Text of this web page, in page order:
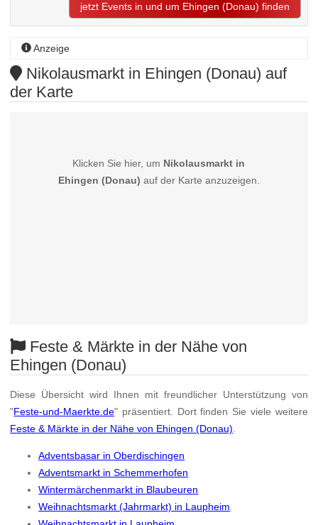
jetzt Events in und um Ehingen (Donau) finden
Anzeige
Nikolausmarkt in Ehingen (Donau) auf
der Karte
Klicken Sie hier, um Nikolausmarkt in
Ehingen (Donau) auf der Karte anzuzeigen.
Feste & Märkte in der Nähe von
Ehingen (Donau)
Diese Übersicht wird Ihnen mit freundlicher Unterstützung von
"Feste-und-Maerkte.de" präsentiert. Dort finden Sie viele weitere
Feste & Märkte in der Nähe von Ehingen (Donau)
Adventsbasar in Oberdischingen
Adventsmarkt in Schemmerhofen
Wintermärchenmarkt in Blaubeuren
Weihnachtsmarkt (Jahrmarkt) in Laupheim